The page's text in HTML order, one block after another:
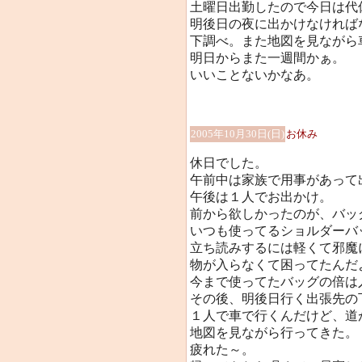
土曜日出勤したので今日は代
明後日の夜に出かけなけれ
下調べ。また地図を見なが
明日からまた一週間かぁ。
いいことないかなあ。
2005年10月30日(日) お休み
休日でした。
午前中は家族で用事があって
午後は１人でお出かけ。
前から欲しかったのが、バッ
いつも使ってるショルダー
立ち読みするには軽くて邪
物が入らなくて困ってたんだ
今まで使ってたバッグの倍は
その後、明後日行く出張先
１人で車で行くんだけど、
地図を見ながら行ってきた。
疲れた～。